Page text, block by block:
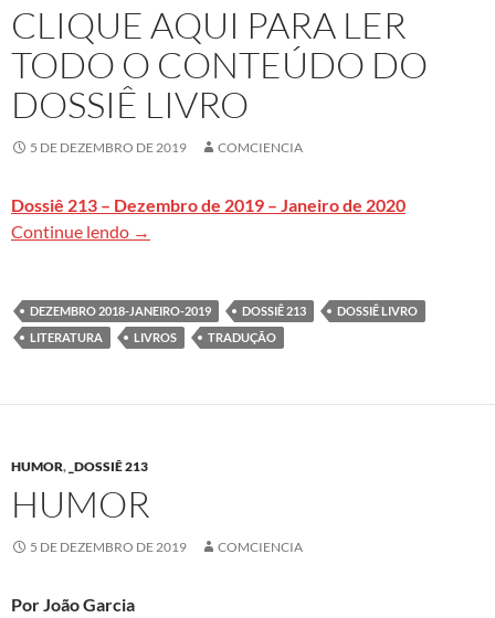
CLIQUE AQUI PARA LER
TODO O CONTEÚDO DO
DOSSIÊ LIVRO
5 DE DEZEMBRO DE 2019 COMCIENCIA
Dossiê 213 – Dezembro de 2019 – Janeiro de 2020
Continue lendo Clique aqui para ler todo o conteúdo do dossiê
→
DEZEMBRO 2018-JANEIRO-2019 DOSSIÊ 213
DOSSIÊ LIVRO
LITERATURA
LIVROS TRADUÇÃO
HUMOR, _DOSSIÊ 213
HUMOR
5 DE DEZEMBRO DE 2019 COMCIENCIA
Por João Garcia